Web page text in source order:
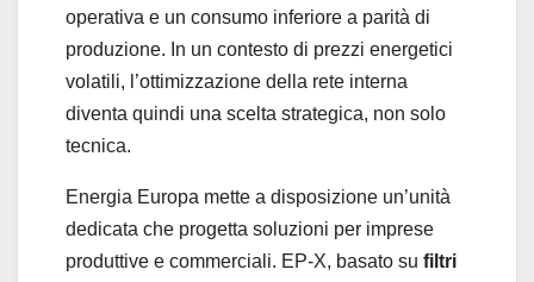
operativa e un consumo inferiore a parità di
produzione. In un contesto di prezzi energetici
volatili, l’ottimizzazione della rete interna
diventa quindi una scelta strategica, non solo
tecnica.
Energia Europa mette a disposizione un’unità
dedicata che progetta soluzioni per imprese
produttive e commerciali. EP-X, basato su filtri